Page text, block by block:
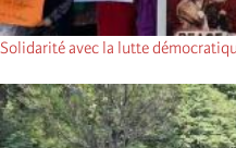
Solidarité avec la lutte